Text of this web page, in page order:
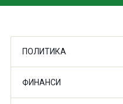
ПОЛИТИКА
ФИНАНСИ